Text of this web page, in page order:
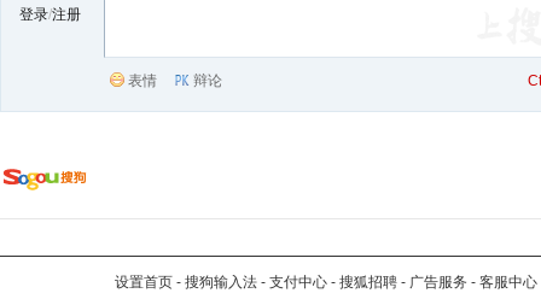
登录/注册
表情 辩论
设置首页 - 搜狗输入法 - 支付中心 - 搜狐招聘 - 广告服务 - 客服中心